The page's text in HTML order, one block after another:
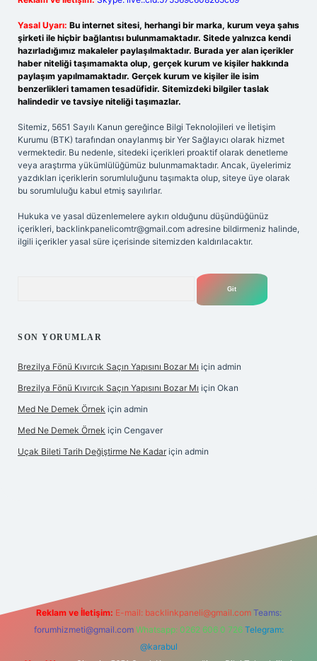
Yasal Uyarı: Bu internet sitesi, herhangi bir marka, kurum veya şahıs
şirketi ile hiçbir bağlantısı bulunmamaktadır. Sitede yalnızca kendi
hazırladığımız makaleler paylaşılmaktadır. Burada yer alan içerikler
haber niteliği taşımamakta olup, gerçek kurum ve kişiler hakkında
paylaşım yapılmamaktadır. Gerçek kurum ve kişiler ile isim
benzerlikleri tamamen tesadüfidir. Sitemizdeki bilgiler taslak
halindedir ve tavsiye niteliği taşımazlar.
Sitemiz, 5651 Sayılı Kanun gereğince Bilgi Teknolojileri ve İletişim
Kurumu (BTK) tarafından onaylanmış bir Yer Sağlayıcı olarak hizmet
vermektedir. Bu nedenle, sitedeki içerikleri proaktif olarak denetleme
veya araştırma yükümlülüğümüz bulunmamaktadır. Ancak, üyelerimiz
yazdıkları içeriklerin sorumluluğunu taşımakta olup, siteye üye olarak
bu sorumluluğu kabul etmiş sayılırlar.
Hukuka ve yasal düzenlemelere aykırı olduğunu düşündüğünüz
içerikleri, backlinkpanelicomtr@gmail.com adresine bildirmeniz halinde,
ilgili içerikler yasal süre içerisinde sitemizden kaldırılacaktır.
SON YORUMLAR
Brezilya Fönü Kıvırcık Saçın Yapısını Bozar Mı için admin
Brezilya Fönü Kıvırcık Saçın Yapısını Bozar Mı için Okan
Med Ne Demek Örnek için admin
Med Ne Demek Örnek için Cengaver
Uçak Bileti Tarih Değiştirme Ne Kadar için admin
Reklam ve İletişim: E-mail: backlinkpaneli@gmail.com Teams:
forumhizmeti@gmail.com Whatsapp: 0262 606 0 726 Telegram:
@karabul